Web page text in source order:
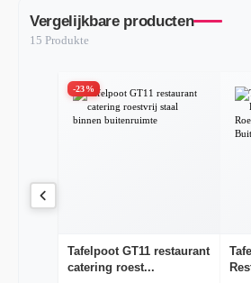
Vergelijkbare producten
15 Produkte
-23%
Tafelpoot GT11 restaurant
catering roest...